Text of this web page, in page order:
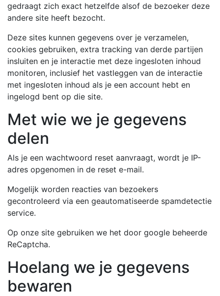
gedraagt zich exact hetzelfde alsof de bezoeker deze
andere site heeft bezocht.
Deze sites kunnen gegevens over je verzamelen,
cookies gebruiken, extra tracking van derde partijen
insluiten en je interactie met deze ingesloten inhoud
monitoren, inclusief het vastleggen van de interactie
met ingesloten inhoud als je een account hebt en
ingelogd bent op die site.
Met wie we je gegevens
delen
Als je een wachtwoord reset aanvraagt, wordt je IP-
adres opgenomen in de reset e-mail.
Mogelijk worden reacties van bezoekers
gecontroleerd via een geautomatiseerde spamdetectie
service.
Op onze site gebruiken we het door google beheerde
ReCaptcha.
Hoelang we je gegevens
bewaren